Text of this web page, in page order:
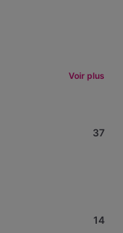
Voir plus
37
14